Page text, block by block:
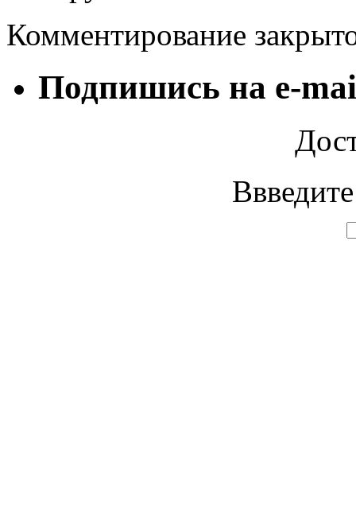
Комментирование
Подпишись на e-